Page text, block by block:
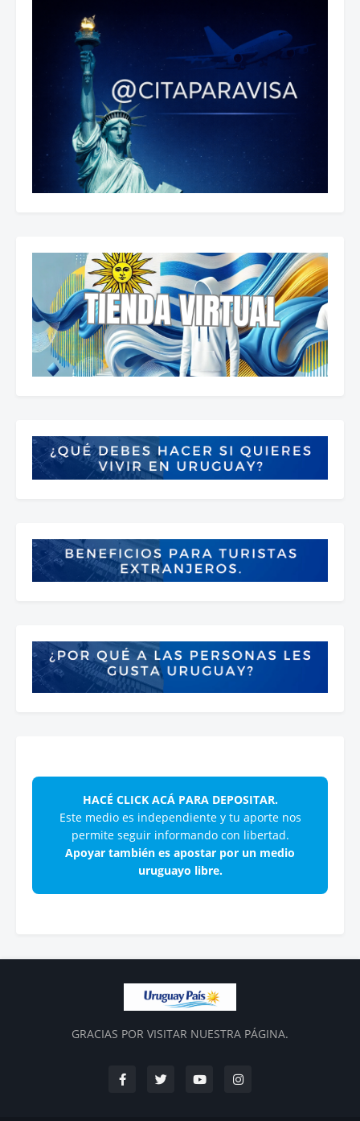
HACÉ CLICK ACÁ PARA DEPOSITAR.
Este medio es independiente y tu aporte nos
permite seguir informando con libertad.
Apoyar también es apostar por un medio
uruguayo libre.
GRACIAS POR VISITAR NUESTRA PÁGINA.